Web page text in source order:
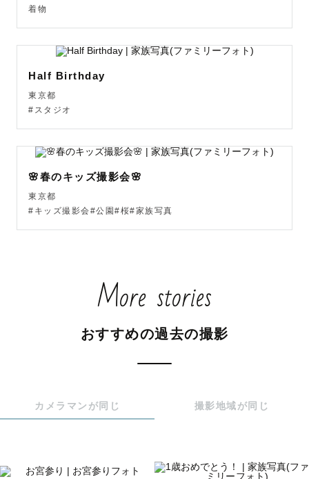
37カ所以上訪問済みです
③ローカルフード
カンガルー・ワニ・うさぎ・イルカ・トカゲ・孵化前のア
ヒルの卵・生肉のたたき
虫以外はなんでも食べます！
「撮られ慣れてなくてどんな風にしたらいいか分からな
い…」
《 対応可能地域 》
東京・埼玉・神奈川など
その他遠方も対応可能です◎
※交通費が3,000円を超える場合は超過分をお支払い頂く
《 撮影の流れ 》
より素敵な1日になるよう一緒に準備できたらと思います☺️
着物
Half Birthday
東京都
#スタジオ
🌸春のキッズ撮影会🌸
東京都
#キッズ撮影会#公園#桜#家族写真
More stories
おすすめの過去の撮影
カメラマンが同じ 撮影地域が同じ